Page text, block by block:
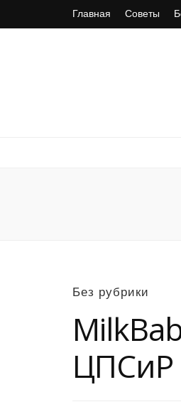
Главная Советы
Без рубрики
ЦПСиР